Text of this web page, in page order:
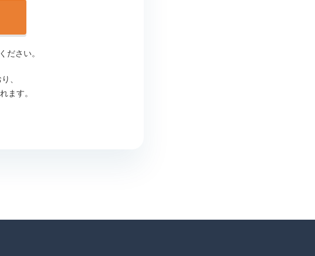
ださい。
、
ます。